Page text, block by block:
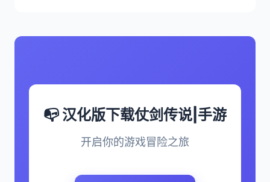
📭 汉化版下载仗剑传说|手游
开启你的游戏冒险之旅